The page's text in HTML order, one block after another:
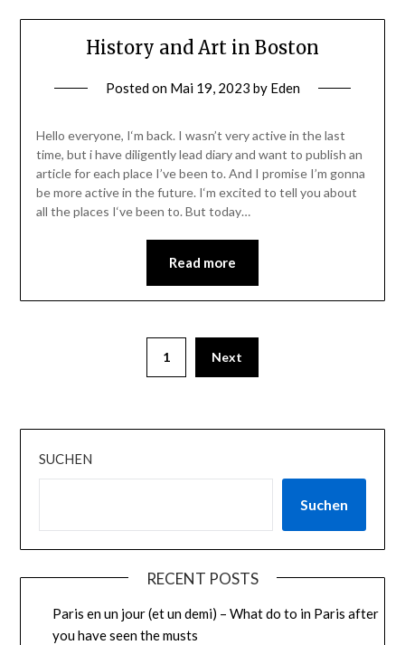
History and Art in Boston
Posted on Mai 19, 2023 by Eden
Hello everyone, I‘m back. I wasn’t very active in the last
time, but i have diligently lead diary and want to publish an
article for each place I’ve been to. And I promise I’m gonna
be more active in the future. I‘m excited to tell you about
all the places I‘ve been to. But today…
Read more
1 Next
SUCHEN
Suchen
RECENT POSTS
Paris en un jour (et un demi) – What do to in Paris after
you have seen the musts